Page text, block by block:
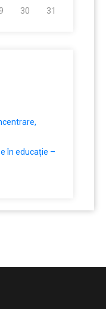
30 31
în educație –